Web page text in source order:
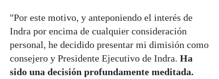
"Por este motivo, y anteponiendo el interés de
Indra por encima de cualquier consideración
personal, he decidido presentar mi dimisión como
consejero y Presidente Ejecutivo de Indra. Ha
sido una decisión profundamente meditada.